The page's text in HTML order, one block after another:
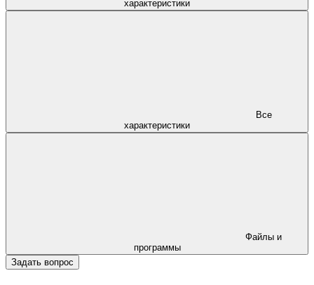
характеристики
характеристики
программы
Задать вопрос